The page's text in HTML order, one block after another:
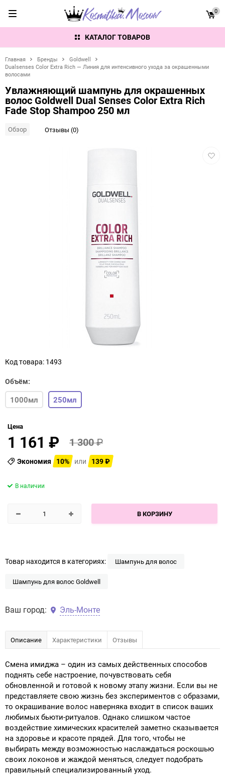
КАТАЛОГ ТОВАРОВ
0
Главная Бренды
Goldwell
Dualsenses Color Extra Rich — Линия для интенсивного ухода за окрашенными
волосами
Увлажняющий шампунь для окрашенных
волос Goldwell Dual Senses Color Extra Rich
Fade Stop Shampoo 250 мл
Обзор Отзывы (0)
Код товара: 1493
Объём:
1000мл 250мл
Цена
1 161 ₽ 1 300₽
Экономия 10% или 139₽
В КОРЗИНУ
В наличии
Товар находится в категориях: Шампунь для волос
Шампунь для волос Goldwell
Ваш город: Эль-Монте
Описание Характеристики Отзывы
Смена имиджа – один из самых действенных способов
поднять себе настроение, почувствовать себя
обновленной и готовой к новому этапу жизни. Если вы не
представляете свою жизнь без экспериментов с образами,
то окрашивание волос наверняка входит в список ваших
любимых бьюти-ритуалов. Однако слишком частое
воздействие химических красителей заметно сказывается
на здоровье и красоте прядей. Для того, чтобы не
выбирать между возможностью наслаждаться роскошью
своих локонов и жаждой меняться, следует подобрать
правильный специализированный уход.